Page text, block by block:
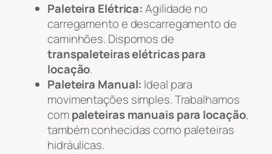
Paleteira Elétrica:Agilidade no
carregamento e descarregamento de
caminhões. Dispomos de
transpaleteiras elétricas para
locação.
Paleteira Manual: Ideal para
movimentações simples. Trabalhamos
compaleteiras manuais para locação,
também conhecidas como paleteiras
hidráulicas.